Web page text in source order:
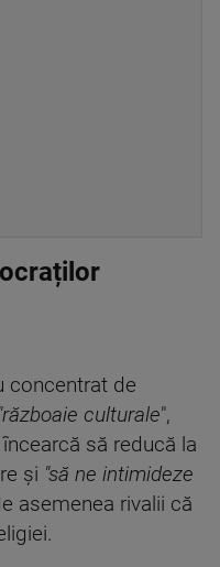
concentrat de
"războaie culturale",
să reducă la
şi "să ne intimideze
asemenea rivalii că